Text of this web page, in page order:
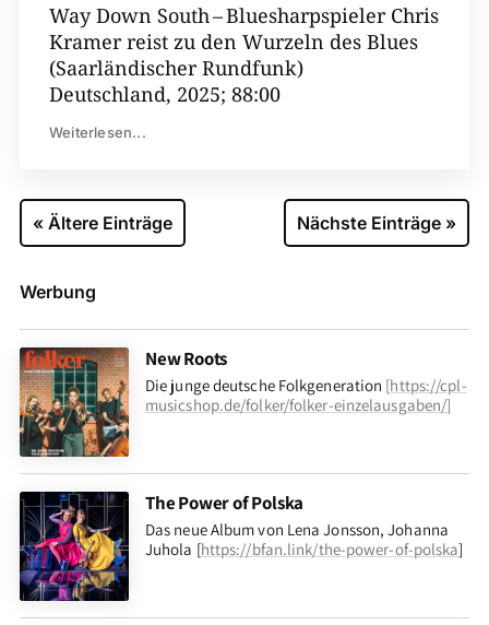
Way Down South – ­­Bluesharpspieler Chris
Kramer reist zu den Wurzeln des Blues
(Saarländischer Rundfunk)
Deutschland, 2025; 88:00
Weiterlesen...
« Ältere Einträge Nächste Einträge »
Werbung
New Roots
Die junge deutsche Folkgeneration [https://cpl-
musicshop.de/folker/folker-einzelausgaben/]
The Power of Polska
Das neue Album von Lena Jonsson, Johanna
Juhola [https://bfan.link/the-power-of-polska]